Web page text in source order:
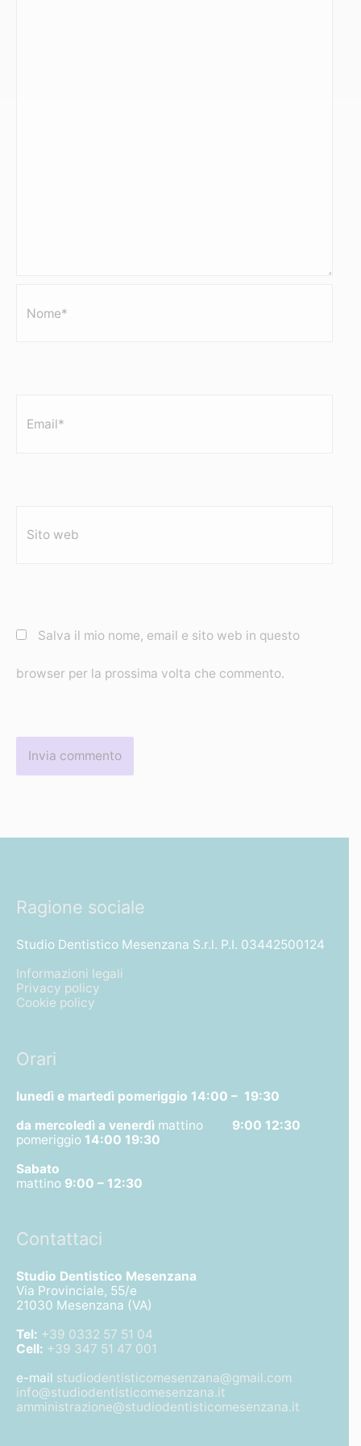
Salva il mio nome, email e sito web in questo
browser per la prossima volta che commento.
Ragione sociale
Studio Dentistico Mesenzana S.r.l. P.I. 03442500124
Informazioni legali
Privacy policy
Cookie policy
Orari
lunedì e martedì pomeriggio 14:00 – 19:30
da mercoledì a venerdì mattino 9:00 12:30
pomeriggio 14:00 19:30
Sabato
mattino 9:00 – 12:30
Contattaci
Studio Dentistico Mesenzana
Via Provinciale, 55/e
21030 Mesenzana (VA)
Tel: +39 0332 57 51 04
Cell: +39 347 51 47 001
e-mail studiodentisticomesenzana@gmail.com
info@studiodentisticomesenzana.it
amministrazione@studiodentisticomesenzana.it